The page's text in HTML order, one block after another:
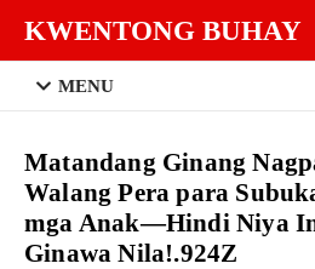
KWENTONG BUHAY
MENU
Matandang Ginang
Walang Pera para
mga Anak—Hindi Niya
Ginawa Nila!.924Z